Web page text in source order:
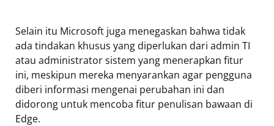
Selain itu Microsoft juga menegaskan bahwa tidak
ada tindakan khusus yang diperlukan dari admin TI
atau administrator sistem yang menerapkan fitur
ini, meskipun mereka menyarankan agar pengguna
diberi informasi mengenai perubahan ini dan
didorong untuk mencoba fitur penulisan bawaan di
Edge.